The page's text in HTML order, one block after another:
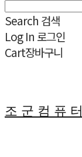
Search 검색
Log In 로그인
Cart장바구니
조 군 컴 퓨 터